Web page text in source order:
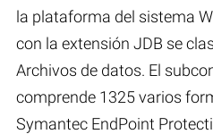
la plataforma del sistema
con la extensión JDB se
Archivos de datos. El
comprende 1325 varios
Symantec EndPoint